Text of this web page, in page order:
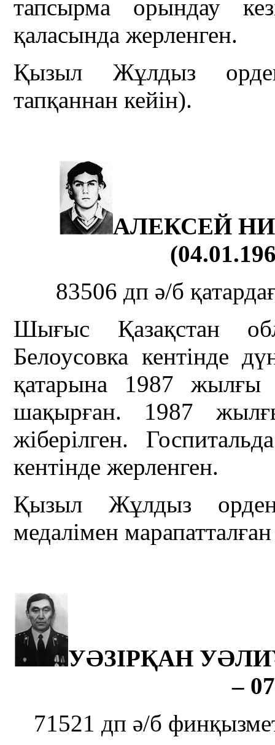
тапсырма орындау
қаласында жерленген.
Қызыл Жұлдыз
тапқаннан кейін).
АЛЕКСЕЙ
83506 дп ә/б
Шығыс Қазақстан
Белоусовка кентінде
қатарына 1987
шақырған. 1987
жіберілген.
кентінде жерленген.
Қызыл Жұлдыз
медалімен
УӘЗІРҚАН
–
71521 дп ә/б